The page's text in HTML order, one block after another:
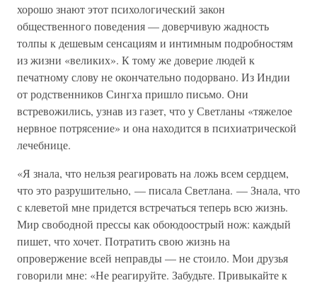
хорошо знают этот психологический закон
общественного поведения — доверчивую жадность
толпы к дешевым сенсациям и интимным подробностям
из жизни «великих». К тому же доверие людей к
печатному слову не окончательно подорвано. Из Индии
от родственников Сингха пришло письмо. Они
встревожились, узнав из газет, что у Светланы «тяжелое
нервное потрясение» и она находится в психиатрической
лечебнице.
«Я знала, что нельзя реагировать на ложь всем сердцем,
что это разрушительно, — писала Светлана. — Знала, что
с клеветой мне придется встречаться теперь всю жизнь.
Мир свободной прессы как обоюдоострый нож: каждый
пишет, что хочет. Потратить свою жизнь на
опровержение всей неправды — не стоило. Мои друзья
говорили мне: «Не реагируйте. Забудьте. Привыкайте к